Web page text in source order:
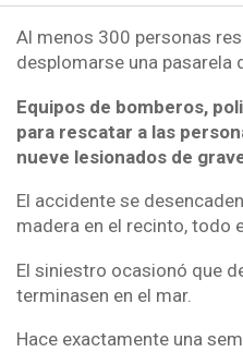
Al menos 300 personas
desplomarse una pasarela
Equipos de bomberos,
para rescatar a las
nueve lesionados de
El accidente se
madera en el recinto, todo
El siniestro ocasionó que
terminasen en el mar.
Hace exactamente una